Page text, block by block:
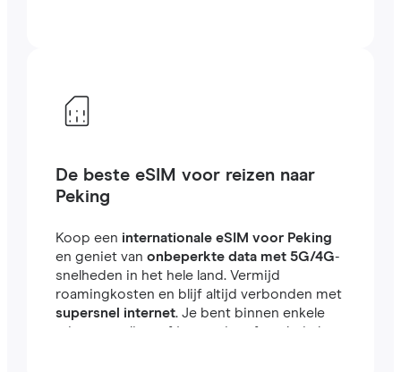
De beste eSIM voor reizen naar
Peking
Koop een internationale eSIM voor Peking
en geniet van onbeperkte data met 5G/4G-
snelheden in het hele land. Vermijd
roamingkosten en blijf altijd verbonden met
supersnel internet. Je bent binnen enkele
minuten online, of je nu reist of werkt in het